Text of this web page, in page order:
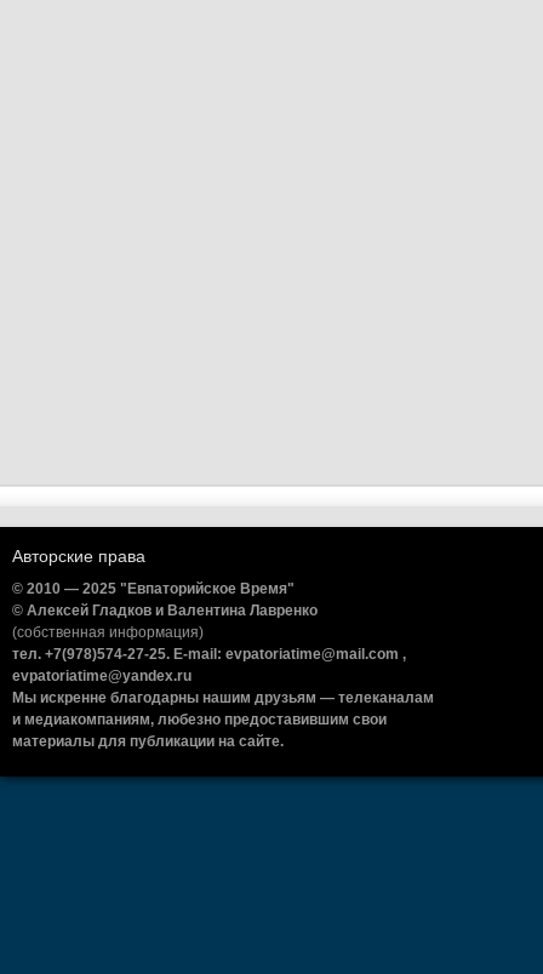
Авторские права
© 2010 — 2025 "Евпаторийское Время"
© Алексей Гладков и Валентина Лавренко
(собственная информация)
тел. +7(978)574-27-25. E-mail: evpatoriatime@mail.com ,
evpatoriatime@yandex.ru
Мы искренне благодарны нашим друзьям — телеканалам
и медиакомпаниям, любезно предоставившим свои
материалы для публикации на сайте.